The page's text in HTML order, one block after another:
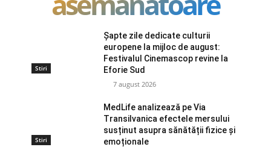
Stiri
Șapte zile dedicate culturii
europene la mijloc de august:
Festivalul Cinemascop revine la
Eforie Sud
7 august 2026
Stiri
MedLife analizează pe Via
Transilvanica efectele mersului
susținut asupra sănătății fizice și
emoționale